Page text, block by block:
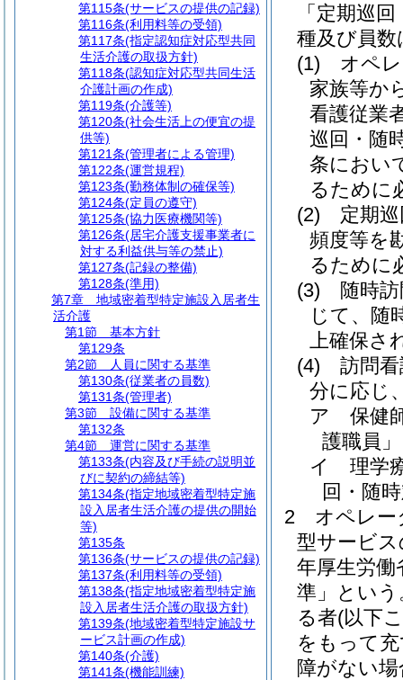
「定期巡
種及び員
(1)
オペ
家族等か
看護従業
巡回・随
条におい
るために
(2)
定期
頻度等を
るために
(3)
随時
じて、随
上確保さ
(4)
訪問
分に応じ
ア
保健
護職員
イ
理学
回・随
2
オペレー
型サービ
年厚生労働
準」という
る者(以下
をもって
障がない
第115条(サービスの提供の記録)
第116条(利用料等の受領)
第117条(指定認知症対応型共同
生活介護の取扱方針)
第118条(認知症対応型共同生活
介護計画の作成)
第119条(介護等)
第120条(社会生活上の便宜の提
供等)
第121条(管理者による管理)
第122条(運営規程)
第123条(勤務体制の確保等)
第124条(定員の遵守)
第125条(協力医療機関等)
第126条(居宅介護支援事業者に
対する利益供与等の禁止)
第127条(記録の整備)
第128条(準用)
第7章
地域密着型特定施設入居者生
活介護
第1節
基本方針
第129条
第2節
人員に関する基準
第130条(従業者の員数)
第131条(管理者)
第3節
設備に関する基準
第132条
第4節
運営に関する基準
第133条(内容及び手続の説明並
びに契約の締結等)
第134条(指定地域密着型特定施
設入居者生活介護の提供の開始
等)
第135条
第136条(サービスの提供の記録)
第137条(利用料等の受領)
第138条(指定地域密着型特定施
設入居者生活介護の取扱方針)
第139条(地域密着型特定施設サ
ービス計画の作成)
第140条(介護)
第141条(機能訓練)